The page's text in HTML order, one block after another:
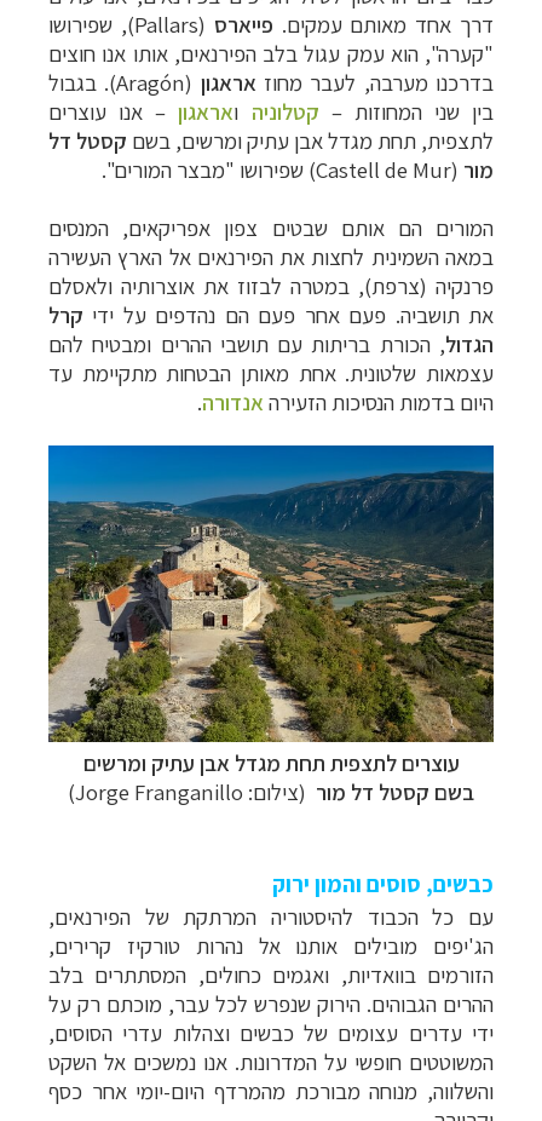
דרך אחד מאותם עמקים. פייארס (
Pallars), שפירושו
"קערה", הוא עמק עגול בלב הפירנאים, אותו אנו חוצים
בדרכנו מערבה, לעבר מחוז אראגון (
Aragón). בגבול
בין שני המחוזות – קטלוניה ואראגון –אנו עוצרים
לתצפית, תחת מגדל אבן עתיק ומרשים, בשם קסטל דל
מור (Castell de Mur) שפירושו "מבצר המורים".
המורים הם אותם שבטים צפון אפריקאים, המנסים
במאה השמינית לחצות את הפירנאים אל הארץ העשירה
פרנקיה (צרפת), במטרה לבזוז את אוצרותיה ולאסלם
את תושביה. פעם אחר פעם הם נהדפים על ידי קרל
הגדול, הכורת בריתות עם תושבי ההרים ומבטיח להם
עצמאות שלטונית. אחת מאותן הבטחות מתקיימת עד
היום בדמות הנסיכות הזעירה אנדורה.
עוצרים לתצפית תחת מגדל אבן עתיק ומרשים
בשם קסטל דל מור (צילום: Jorge Franganillo)
כבשים, סוסים והמון ירוק
עם כל הכבוד להיסטוריה המרתקת של הפירנאים,
הג'יפים מובילים אותנו אל נהרות טורקיז קרירים,
הזורמים בוואדיות, ואגמים כחולים, המסתתרים בלב
ההרים הגבוהים. הירוק שנפרש לכל עבר, מוכתם רק על
ידי עדרים עצומים של כבשים וצהלות עדרי הסוסים,
המשוטטים חופשי על המדרונות. אנו נמשכים אל השקט
והשלווה, מנוחה מבורכת מהמרדף היום-יומי אחר כסף